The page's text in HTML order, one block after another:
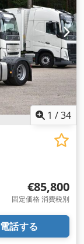
1 /34
€85,800
固定価格 消費税別
電話する